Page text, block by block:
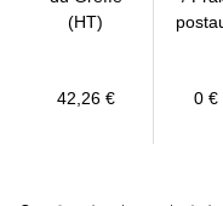
(HT)
42,26 € 0 €